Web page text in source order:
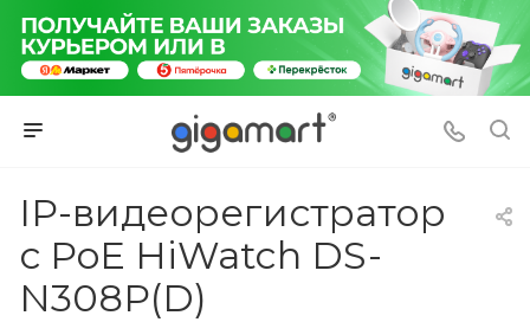
IP-видеорегистратор
с PoE HiWatch DS-
N308P(D)